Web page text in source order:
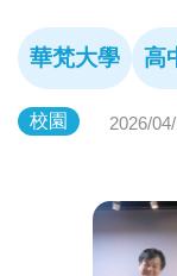
華梵大學 高
校園 2026/